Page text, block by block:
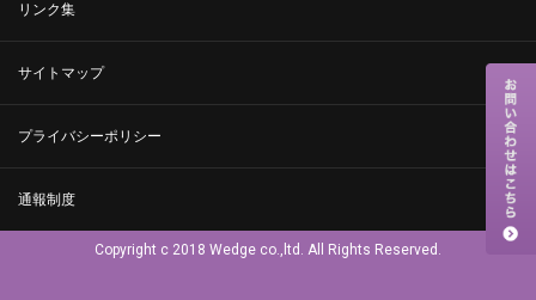
リンク集
サイトマップ
プライバシーポリシー
通報制度
Copyright c 2018 Wedge co.,ltd. All Rights Reserved.